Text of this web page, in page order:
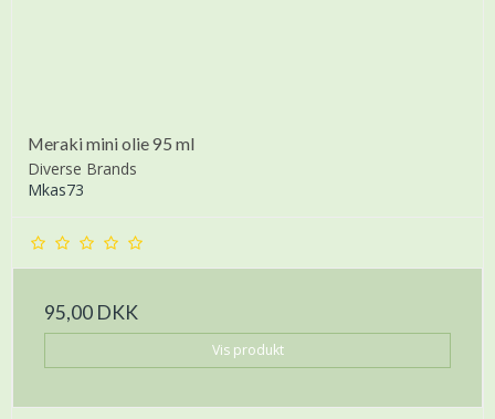
Meraki mini olie 95 ml
Diverse Brands
Mkas73
95,00 DKK
Vis produkt